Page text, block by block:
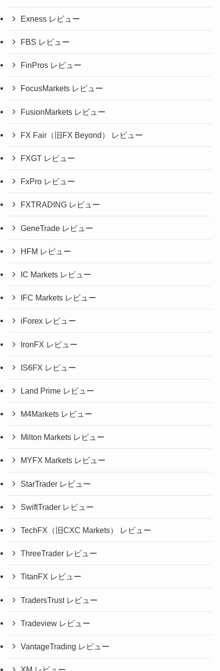
Exness レビュー
FBS レビュー
FinPros レビュー
FocusMarkets レビュー
FusionMarkets レビュー
FX Fair（旧FX Beyond） レビュー
FXGT レビュー
FxPro レビュー
FXTRADING レビュー
GeneTrade レビュー
HFM レビュー
IC Markets レビュー
IFC Markets レビュー
iForex レビュー
IronFX レビュー
IS6FX レビュー
Land Prime レビュー
M4Markets レビュー
Milton Markets レビュー
MYFX Markets レビュー
StarTrader レビュー
SwiftTrader レビュー
TechFX（旧CXC Markets） レビュー
ThreeTrader レビュー
TitanFX レビュー
TradersTrust レビュー
Tradeview レビュー
VantageTrading レビュー